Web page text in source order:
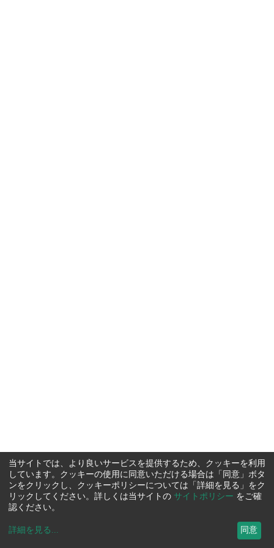
当サイトでは、より良いサービスを提供するため、クッキーを利用
しています。クッキーの使用に同意いただける場合は「同意」ボタ
ンをクリックし、クッキーポリシーについては「詳細を見る」をク
リックしてください。詳しくは当サイトの サイトポリシー をご確
認ください。
詳細を見る ... 同意